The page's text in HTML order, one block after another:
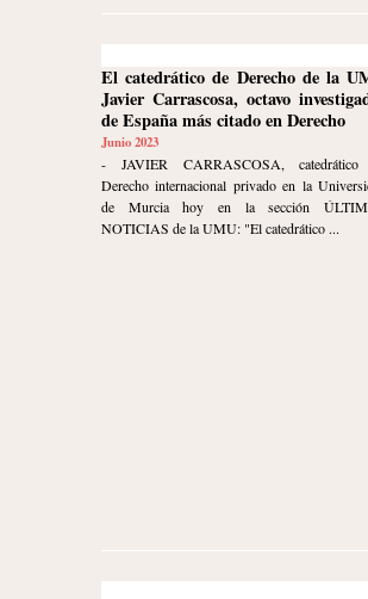
El catedrático de Derecho de la
Javier Carrascosa, octavo
de España más citado en Derecho
Junio 2023
- JAVIER CARRASCOSA,
Derecho internacional privado en la
de Murcia hoy en la sección
NOTICIAS de la UMU: "El catedrático ...